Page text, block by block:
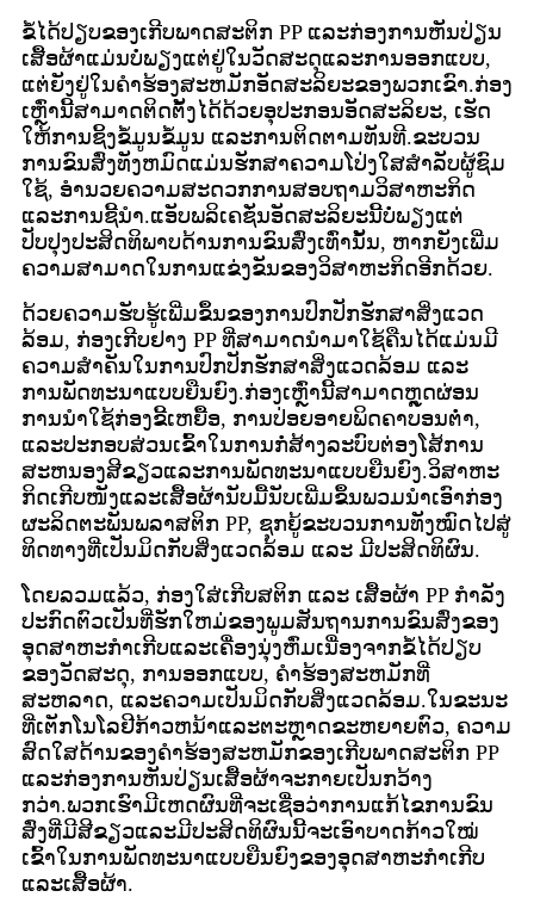
ຂໍ້ໄດ້ປຽບຂອງເກີບພາດສະຕິກ PP ແລະກ່ອງການຫັນປ່ຽນ
ເສື້ອຜ້າແມ່ນບໍ່ພຽງແຕ່ຢູ່ໃນວັດສະດຸແລະການອອກແບບ,
ແຕ່ຍັງຢູ່ໃນຄໍາຮ້ອງສະຫມັກອັດສະລິຍະຂອງພວກເຂົາ.ກ່ອງ
ເຫຼົ່ານີ້ສາມາດຕິດຕັ້ງໄດ້ດ້ວຍອຸປະກອນອັດສະລິຍະ, ເຮັດ
ໃຫ້ການຊິ້ງຂໍ້ມູນຂໍ້ມູນ ແລະການຕິດຕາມທັນທີ.ຂະ​ບວນ​
ການ​ຂົນ​ສົ່ງ​ທັງ​ຫມົດ​ແມ່ນ​ຮັກ​ສາ​ຄວາມ​ໂປ່ງ​ໃສ​ສໍາ​ລັບ​ຜູ້​ຊົມ​
ໃຊ້, ອໍາ​ນວຍ​ຄວາມ​ສະ​ດວກ​ການ​ສອບ​ຖາມ​ວິ​ສາ​ຫະ​ກິດ​
ແລະ​ການ​ຊີ້​ນໍາ.ແອັບພລິເຄຊັ່ນອັດສະລິຍະນີ້ບໍ່ພຽງແຕ່
ປັບປຸງປະສິດທິພາບດ້ານການຂົນສົ່ງເທົ່ານັ້ນ, ຫາກຍັງເພີ່ມ
ຄວາມສາມາດໃນການແຂ່ງຂັນຂອງວິສາຫະກິດອີກດ້ວຍ.
ດ້ວຍ​ຄວາມ​ຮັບ​ຮູ້​ເພີ່ມ​ຂຶ້ນ​ຂອງ​ການ​ປົກ​ປັກ​ຮັກ​ສາ​ສິ່ງ​ແວດ​
ລ້ອມ, ກ່ອງ​ເກີບ​ຢາງ PP ທີ່​ສາ​ມາດ​ນຳ​ມາ​ໃຊ້​ຄືນ​ໄດ້​ແມ່ນ​ມີ​
ຄວາມ​ສຳ​ຄັນ​ໃນ​ການ​ປົກ​ປັກ​ຮັກ​ສາ​ສິ່ງ​ແວດ​ລ້ອມ ແລະ
ການ​ພັດ​ທະ​ນາ​ແບບ​ຍືນ​ຍົງ.ກ່ອງເຫຼົ່ານີ້ສາມາດຫຼຸດຜ່ອນ
ການນໍາໃຊ້ກ່ອງຂີ້ເຫຍື້ອ, ການປ່ອຍອາຍພິດຄາບອນຕ່ໍາ,
ແລະປະກອບສ່ວນເຂົ້າໃນການກໍ່ສ້າງລະບົບຕ່ອງໂສ້ການ
ສະຫນອງສີຂຽວແລະການພັດທະນາແບບຍືນຍົງ.ວິ​ສາ​ຫະ
ກິດ​ເກີບ​ໜັງ​ແລະ​ເສື້ອ​ຜ້າ​ນັບ​ມື້​ນັບ​ເພີ່ມ​ຂຶ້ນ​ພວມ​ນຳ​ເອົາ​ກ່ອງ​
ຜະລິດ​ຕະພັນ​ພລາສຕິກ PP, ຊຸກຍູ້​ຂະ​ບວນການ​ທັງ​ໝົດ​ໄປ​ສູ່​
ທິດ​ທາງ​ທີ່​ເປັນ​ມິດ​ກັບ​ສິ່ງ​ແວດ​ລ້ອມ ​ແລະ ມີ​ປະສິດທິ​ຜົນ.
ໂດຍລວມແລ້ວ, ກ່ອງໃສ່ເກີບສຕິກ ແລະ ເສື້ອຜ້າ PP ກໍາລັງ
ປະກົດຕົວເປັນທີ່ຮັກໃຫມ່ຂອງພູມສັນຖານການຂົນສົ່ງຂອງ
ອຸດສາຫະກໍາເກີບແລະເຄື່ອງນຸ່ງຫົ່ມເນື່ອງຈາກຂໍ້ໄດ້ປຽບ
ຂອງວັດສະດຸ, ການອອກແບບ, ຄໍາຮ້ອງສະຫມັກທີ່
ສະຫລາດ, ແລະຄວາມເປັນມິດກັບສິ່ງແວດລ້ອມ.ໃນຂະນະ
ທີ່ເຕັກໂນໂລຢີກ້າວຫນ້າແລະຕະຫຼາດຂະຫຍາຍຕົວ, ຄວາມ
ສົດໃສດ້ານຂອງຄໍາຮ້ອງສະຫມັກຂອງເກີບພາດສະຕິກ PP
ແລະກ່ອງການຫັນປ່ຽນເສື້ອຜ້າຈະກາຍເປັນກວ້າງ
ກວ່າ.ພວກ​ເຮົາ​ມີ​ເຫດຜົນ​ທີ່​ຈະ​ເຊື່ອ​ວ່າ​ການ​ແກ້​ໄຂ​ການ​ຂົນ​
ສົ່ງ​ທີ່​ມີ​ສີ​ຂຽວ​ແລະ​ມີ​ປະສິດທິ​ຜົນ​ນີ້​ຈະ​ເອົາ​ບາດກ້າວ​ໃໝ່​
ເຂົ້າ​ໃນ​ການ​ພັດທະນາ​ແບບ​ຍືນ​ຍົງ​ຂອງ​ອຸດສາຫະກຳ​ເກີບ​
ແລະ​ເສື້ອຜ້າ.